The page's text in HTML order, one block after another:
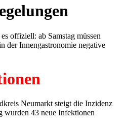
offiziell: ab Samstag müssen
der Innengastronomie negative
Neumarkt steigt die Inzidenz
wurden 43 neue Infektionen